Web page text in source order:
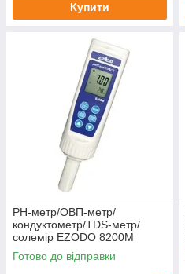
Купити
PH-метр/ОВП-метр/
кондуктометр/TDS-метр/
солемір EZODO 8200M
Готово до відправки